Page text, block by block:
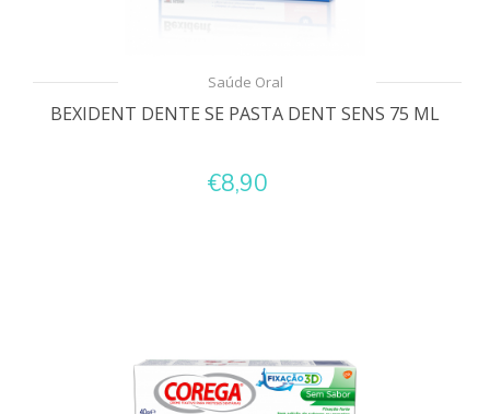
Saúde Oral
BEXIDENT DENTE SE PASTA DENT SENS 75 ML
€8,90